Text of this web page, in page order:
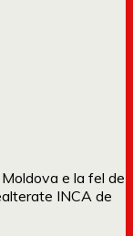
e la fel de
INCA de